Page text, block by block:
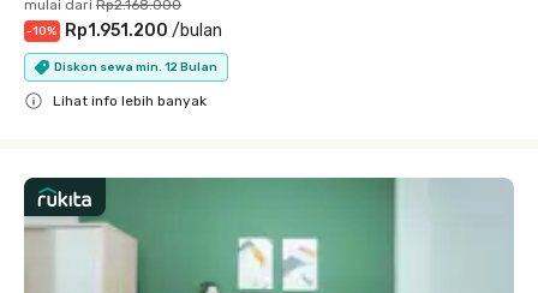
mulai dari Rp2.168.000
-10% Rp1.951.200 /bulan
Diskon sewa min. 12 Bulan
Lihat info lebih banyak